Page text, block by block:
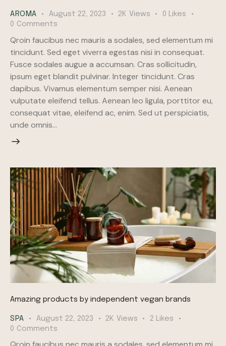
AROMA August 22, 2023 2K Views 0 Likes
0 Comments
Qroin faucibus nec mauris a sodales, sed elementum mi
tincidunt. Sed eget viverra egestas nisi in consequat.
Fusce sodales augue a accumsan. Cras sollicitudin,
ipsum eget blandit pulvinar. Integer tincidunt. Cras
dapibus. Vivamus elementum semper nisi. Aenean
vulputate eleifend tellus. Aenean leo ligula, porttitor eu,
consequat vitae, eleifend ac, enim. Sed ut perspiciatis,
unde omnis…
Amazing products by independent vegan brands
SPA August 22, 2023 2K Views 2 Likes
0 Comments